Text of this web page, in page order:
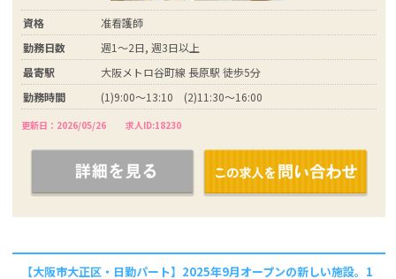
資格
准看護師
勤務日数
週1～2日, 週3日以上
最寄駅
大阪メトロ谷町線 長原駅 徒歩5分
勤務時間
(1)9:00～13:10 (2)11:30～16:00
更新日：2026/05/26 求人ID:18230
【大阪市大正区・日勤パート】2025年9月オープンの新しい施設。1